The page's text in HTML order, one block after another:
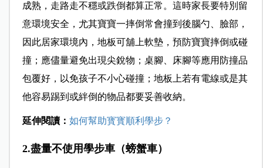
成熟，走路走不穩或跌倒都算正常。這時家長要特別留
意環境安全，尤其寶寶一摔倒常會撞到後腦勺、臉部，
因此居家環境內，地板可舖上軟墊，預防寶寶摔倒或碰
撞；應儘量避免出現尖銳物；桌腳、床腳等應用防撞品
包覆好，以免孩子不小心碰撞；地板上若有電線或是其
他容易踢到或絆倒的物品都要妥善收納。
延伸閱讀： 如何幫助寳寳順利學步？
2.盡量不使用學步車（螃蟹車）